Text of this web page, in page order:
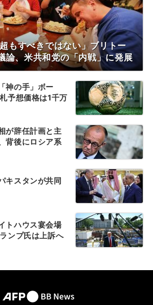
もすべきではない」ブリトー
論、米共和党の「内戦」に発展
神の手」ボー
予想価格は1千万
が辞任計画と主
背後にロシア系
キスタンが共同
トハウス宴会場
ンプ氏は上訴へ